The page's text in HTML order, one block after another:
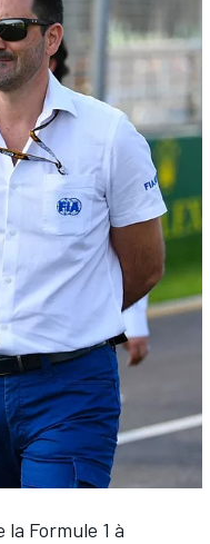
Formule 1 à